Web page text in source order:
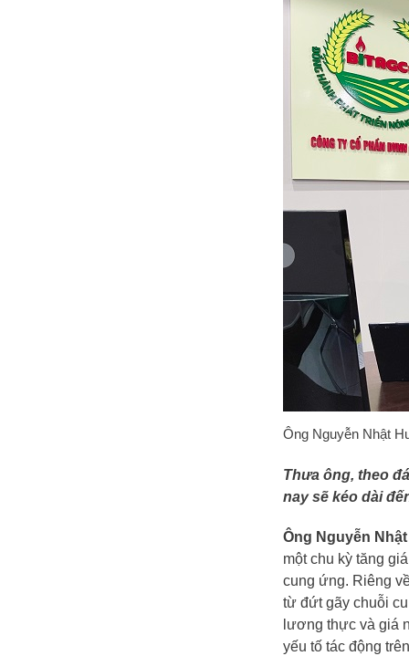
Ông Nguyễn Nhật
Thưa ông, theo
nay sẽ kéo dài
Ông Nguyễn
một chu kỳ tăng
cung ứng. Riêng
từ đứt gãy chuỗi
lương thực và giá
yếu tố tác động